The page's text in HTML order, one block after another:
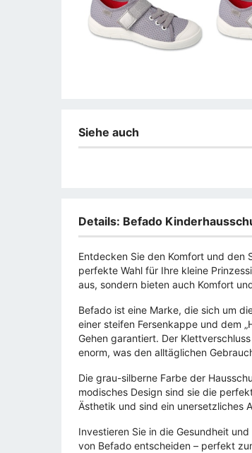
Siehe auch
Details: Befado
Entdecken Sie den Komfort und
perfekte Wahl für Ihre kleine
aus, sondern bieten auch Komfort
Befado ist eine Marke, die sich um
einer steifen Fersenkappe und dem
Gehen garantiert. Der
enorm, was den alltäglichen
Die grau-silberne Farbe der
modisches Design sind sie die
Ästhetik und sind ein unersetzliches
Investieren Sie in die Gesundheit
von Befado entscheiden – perfekt